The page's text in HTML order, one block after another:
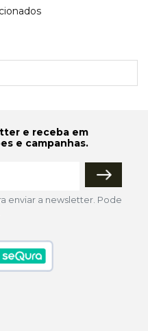
e receba em
e campanhas.
enviar a newsletter. Pode